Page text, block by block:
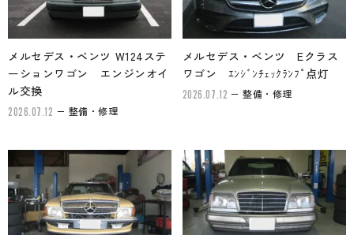
メルセデス・ベンツ W124ステ
ーションワゴン エンジンオイ
ル交換
2026.07.12 整備・修理
メルセデス・ベンツ Eクラス
ワゴン ｴﾝｼﾞﾝﾁｪｯｸﾗﾝﾌﾟ点灯
2026.07.12 整備・修理